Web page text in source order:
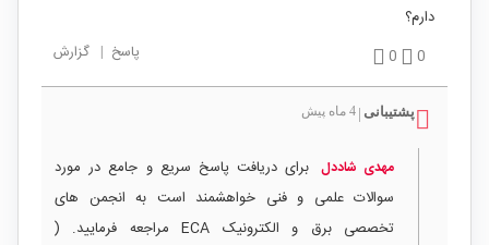
دارم؟
0
0 پاسخ | گزارش
پشتیبانی 4 ماه پیش
مهدی شاددل برای دریافت پاسخ سریع و جامع در مورد
سوالات علمی و فنی خواهشمند است به انجمن های
تخصصی برق و الکترونیک ECA مراجعه فرمایید. (